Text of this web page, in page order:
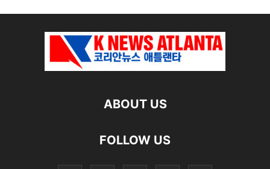
ABOUT US
FOLLOW US